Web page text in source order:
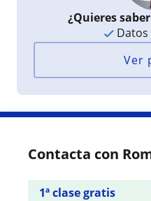
¿Quieres
Ver
Contacta con
1ª clase gratis